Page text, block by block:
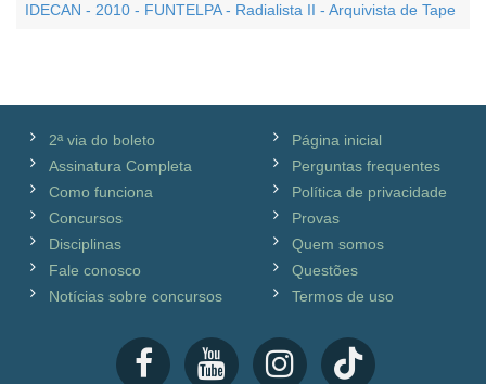
IDECAN - 2010 - FUNTELPA - Radialista II - Arquivista de Tape
2ª via do boleto
Assinatura Completa
Como funciona
Concursos
Disciplinas
Fale conosco
Notícias sobre concursos
Página inicial
Perguntas frequentes
Política de privacidade
Provas
Quem somos
Questões
Termos de uso